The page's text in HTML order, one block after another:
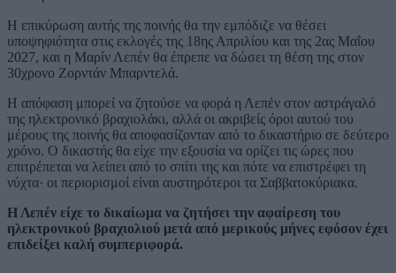
Η επικύρωση αυτής της ποινής θα την εμπόδιζε να θέσει
υποψηφιότητα στις εκλογές της 18ης Απριλίου και της 2ας Μαΐου
2027, και η Μαρίν Λεπέν θα έπρεπε να δώσει τη θέση της στον
30χρονο Ζορντάν Μπαρντελά.
Η απόφαση μπορεί να ζητούσε να φορά η Λεπέν στον αστράγαλό
της ηλεκτρονικό βραχιολάκι, αλλά οι ακριβείς όροι αυτού του
μέρους της ποινής θα αποφασίζονταν από το δικαστήριο σε δεύτερο
χρόνο. Ο δικαστής θα είχε την εξουσία να ορίζει τις ώρες που
επιτρέπεται να λείπει από το σπίτι της και πότε να επιστρέφει τη
νύχτα· οι περιορισμοί είναι αυστηρότεροι τα Σαββατοκύριακα.
Η Λεπέν είχε το δικαίωμα να ζητήσει την αφαίρεση του
ηλεκτρονικού βραχιολιού μετά από μερικούς μήνες εφόσον έχει
επιδείξει καλή συμπεριφορά.